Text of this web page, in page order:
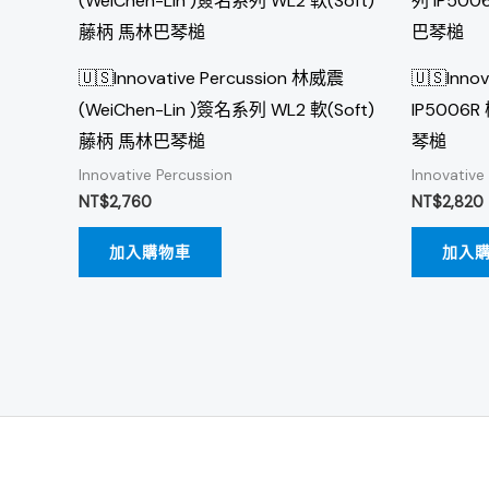
🇺🇸Innovative Percussion 林威震
(WeiChen-Lin )簽名系列 WL2 軟(Soft)
藤柄 馬林巴琴槌
Innovative Percussion
NT$2,760
加入購物車
IP5006R
琴槌
Innovative
NT$2,820
加入